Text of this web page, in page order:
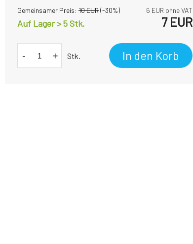
Gemeinsamer Preis: 10EUR(-30%) 6 EUR ohne VAT
Auf Lager > 5Stk. 7EUR
- + Stk. In den Korb